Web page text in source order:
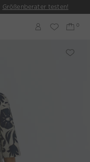
Größenberater testen!